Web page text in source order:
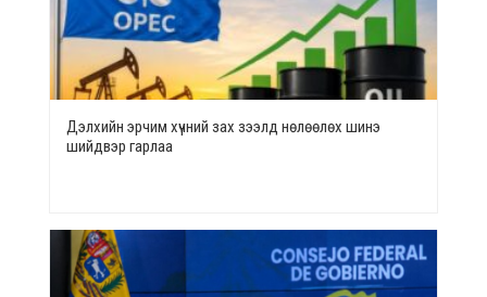
Дэлхийн эрчим хүчний зах зээлд нөлөөлөх шинэ
шийдвэр гарлаа